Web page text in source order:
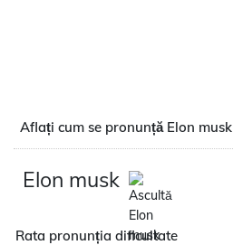
Aflați cum se pronunță Elon musk
Elon musk
Rata pronunția dificultate